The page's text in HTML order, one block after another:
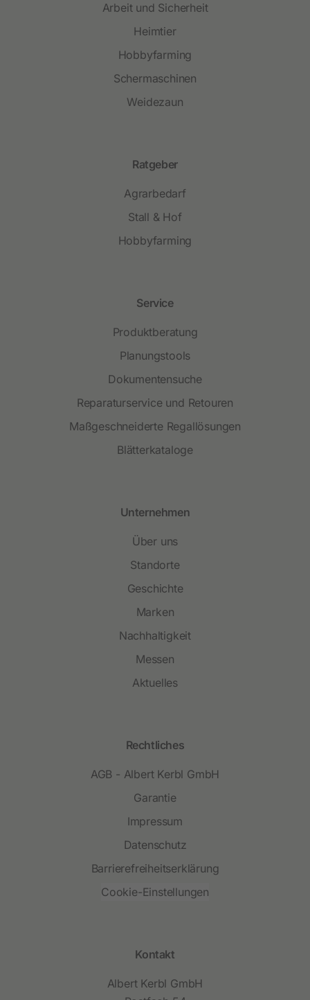
Arbeit und Sicherheit
Heimtier
Hobbyfarming
Schermaschinen
Weidezaun
Ratgeber
Agrarbedarf
Stall & Hof
Hobbyfarming
Service
Produktberatung
Planungstools
Dokumentensuche
Reparaturservice und Retouren
Maßgeschneiderte Regallösungen
Blätterkataloge
Unternehmen
Über uns
Standorte
Geschichte
Marken
Nachhaltigkeit
Messen
Aktuelles
Rechtliches
AGB - Albert Kerbl GmbH
Garantie
Impressum
Datenschutz
Barrierefreiheitserklärung
Cookie-Einstellungen
Kontakt
Albert Kerbl GmbH